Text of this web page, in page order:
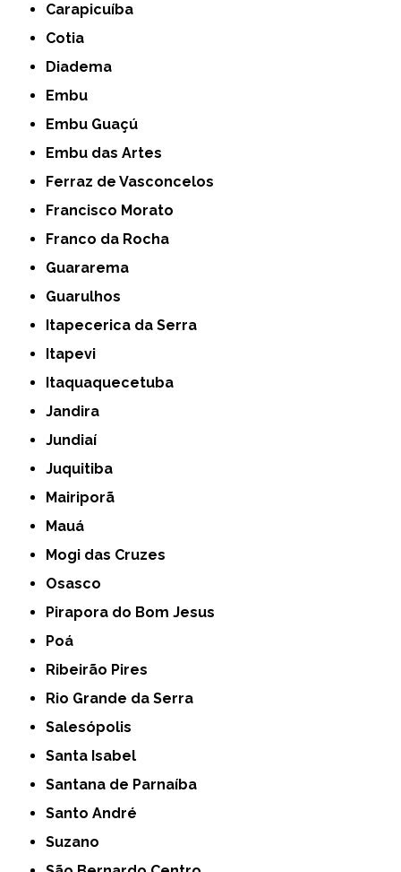
Carapicuíba
Cotia
Diadema
Embu
Embu Guaçú
Embu das Artes
Ferraz de Vasconcelos
Francisco Morato
Franco da Rocha
Guararema
Guarulhos
Itapecerica da Serra
Itapevi
Itaquaquecetuba
Jandira
Jundiaí
Juquitiba
Mairiporã
Mauá
Mogi das Cruzes
Osasco
Pirapora do Bom Jesus
Poá
Ribeirão Pires
Rio Grande da Serra
Salesópolis
Santa Isabel
Santana de Parnaíba
Santo André
Suzano